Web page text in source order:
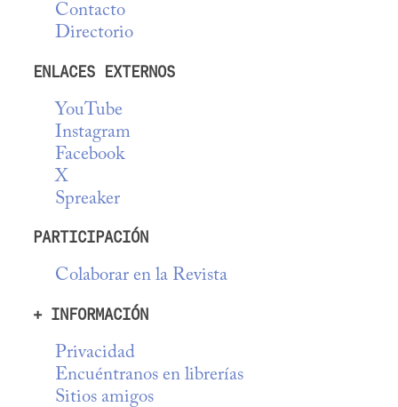
Contacto
Directorio
ENLACES EXTERNOS
YouTube
Instagram
Facebook
X
Spreaker
PARTICIPACIÓN
Colaborar en la Revista
+ INFORMACIÓN
Privacidad
Encuéntranos en librerías
Sitios amigos